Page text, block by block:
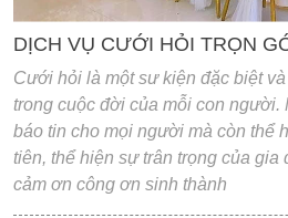
DỊCH VỤ CƯỚI HỎI TRỌN
Cưới hỏi là một sư kiện đặc biệt
trong cuộc đời của mỗi con
báo tin cho mọi người mà còn thể
tiên, thể hiện sự trân trọng của gia
cảm ơn công ơn sinh thành